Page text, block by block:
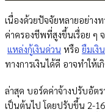
เนื่องด้วยปัจจัยหลายอย่าง
ค่าครองชีพที่สูงขึ้นเรื่อย ๆ
แหล่งกู้เงินด่วน หรือ ยืมเงิ
ทางการเงินได้ดี อาจทำใ
ล่าสุด บอร์ดค่าจ้างปรับอัต
เป็นต้นไป โดยปรับขึ้น 2-